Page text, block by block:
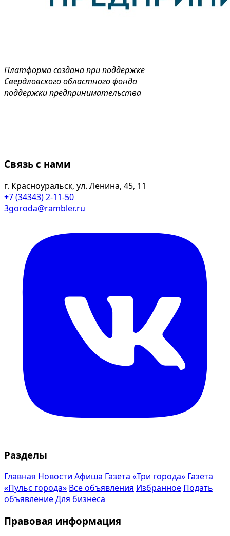
Платформа создана при поддержке
Свердловского областного фонда
поддержки предпринимательства
Связь с нами
г. Красноуральск, ул. Ленина, 45, 11
+7 (34343) 2-11-50
3goroda@rambler.ru
Разделы
Главная Новости Афиша Газета «Три города» Газета
«Пульс города» Все объявления Избранное Подать
объявлениеДля бизнеса
Правовая информация